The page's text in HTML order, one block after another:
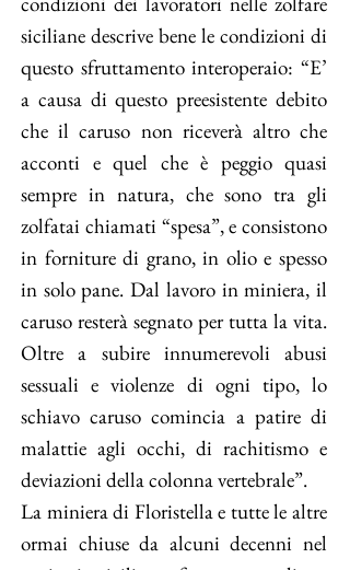
siciliane descrive bene le condizioni di
questo sfruttamento interoperaio: “E’
a causa di questo preesistente debito
che il caruso non riceverà altro che
acconti e quel che è peggio quasi
sempre in natura, che sono tra gli
zolfatai chiamati “spesa”, e consistono
in forniture di grano, in olio e spesso
in solo pane. Dal lavoro in miniera, il
caruso resterà segnato per tutta la vita.
Oltre a subire innumerevoli abusi
sessuali e violenze di ogni tipo, lo
schiavo caruso comincia a patire di
malattie agli occhi, di rachitismo e
deviazioni della colonna vertebrale”.
La miniera di Floristella e tutte le altre
ormai chiuse da alcuni decenni nel